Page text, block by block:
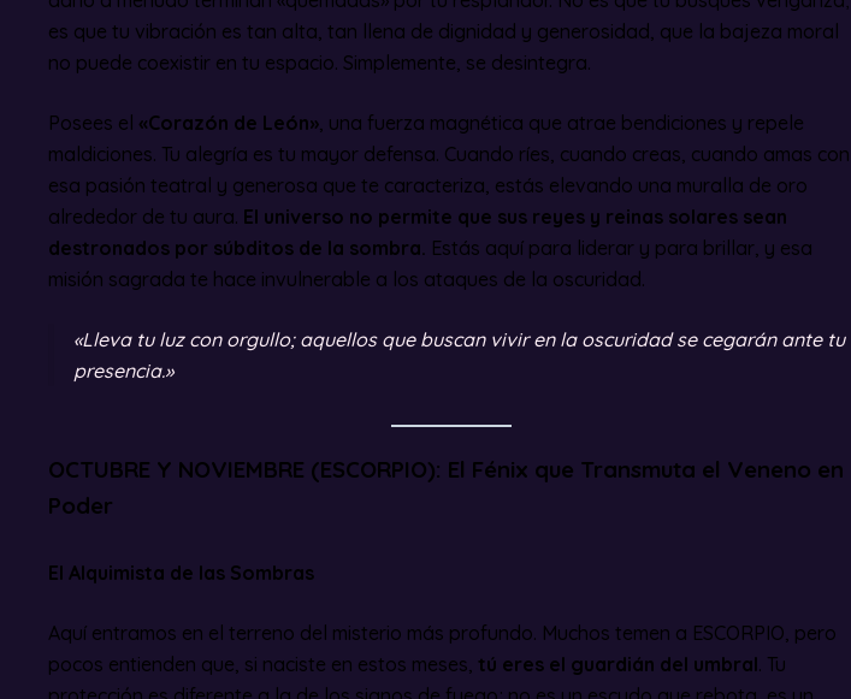
es que tu vibración es tan alta, tan llena de dignidad y generosidad, que la bajeza moral
no puede coexistir en tu espacio. Simplemente, se desintegra.
Posees el «Corazón de León» , una fuerza magnética que atrae bendiciones y repele
maldiciones. Tu alegría es tu mayor defensa. Cuando ríes, cuando creas, cuando amas con
esa pasión teatral y generosa que te caracteriza, estás elevando una muralla de oro
alrededor de tu aura. El universo no permite que sus reyes y reinas solares sean
destronados por súbditos de la sombra. Estás aquí para liderar y para brillar, y esa
misión sagrada te hace invulnerable a los ataques de la oscuridad.
«Lleva tu luz con orgullo; aquellos que buscan vivir en la oscuridad se cegarán ante tu
presencia.»
OCTUBRE Y NOVIEMBRE (ESCORPIO): El Fénix que Transmuta el Veneno en
Poder
El Alquimista de las Sombras
Aquí entramos en el terreno del misterio más profundo. Muchos temen a ESCORPIO, pero
pocos entienden que, si naciste en estos meses, tú eres el guardián del umbral. Tu